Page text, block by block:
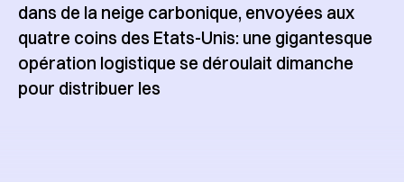
dans de la neige carbonique, envoyées aux
quatre coins des Etats-Unis: une gigantesque
opération logistique se déroulait dimanche
pour distribuer les